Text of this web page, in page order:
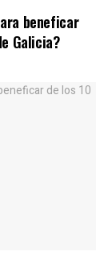
beneficar
Galicia?